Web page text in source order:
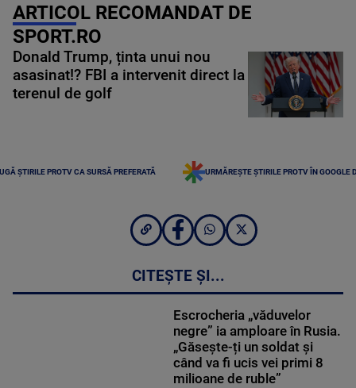
ARTICOL RECOMANDAT DE
SPORT.RO
Donald Trump, ținta unui nou
asasinat!? FBI a intervenit direct la
terenul de golf
ȘTIRILE PROTV CA SURSĂ PREFERATĂ URMĂREȘTE ȘTIRILE PROTV ÎN GOOGLE
CITEȘTE ȘI...
Escrocheria „văduvelor
negre” ia amploare în Rusia.
„Găsește-ți un soldat și
când va fi ucis vei primi 8
milioane de ruble”